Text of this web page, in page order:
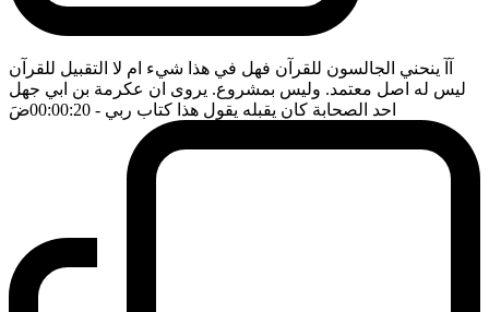
آآ ينحني الجالسون للقرآن فهل في هذا شيء ام لا التقبيل للقرآن
ليس له اصل معتمد. وليس بمشروع. يروى ان عكرمة بن ابي جهل
احد الصحابة كان يقبله يقول هذا كتاب ربي - 00:00:20 ضَ